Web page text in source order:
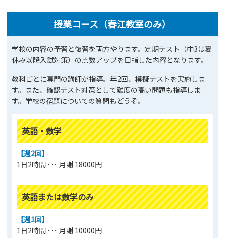
授業コース（春江教室のみ）
学校の内容の予習と復習を両方やります。定期テスト（中3は夏
休み以降入試対策）の点数アップを目指した内容となります。
教科ごとに専門の講師が指導。年2回、模擬テストを実施しま
す。また、確認テスト対策として難度の高い問題も指導しま
す。学校の宿題についての質問もどうぞ。
英語・数学
【週2回】
1日2時間 ･･･ 月謝 18000円
英語または数学のみ
【週1回】
1日2時間 ･･･ 月謝 10000円